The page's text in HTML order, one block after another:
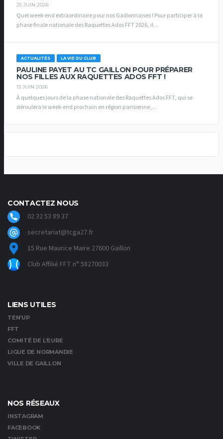
25 JUIN 2026
Quel week-end extraordinaire pour nos Gaillonnaises ! Pour participer à la
phase finale nationale des Raquettes Ados FFT 2026, il...
ACTUALITÉS LA VIE DU CLUB
PAULINE PAYET AU TC GAILLON POUR PRÉPARER
NOS FILLES AUX RAQUETTES ADOS FFT !
13 JUIN 2026
À quelques jours de la phase nationale des Raquettes Ados FFT, qui se
déroulera le week-end prochain en région parisienne,...
CONTACTEZ NOUS
02 32 53 89 37
secretariat@tcga27.fr
15 Rue Maurice Maire 27600 Gaillon
Club Affilié FFT n° 58270033
LIENS UTILES
TEN’UP
FFT
COMITÉ DE L’EURE
LIGUE DE NORMANDIE
VILLE DE GAILLON
NOS RÉSEAUX
INSTAGRAM
FACEBOOK